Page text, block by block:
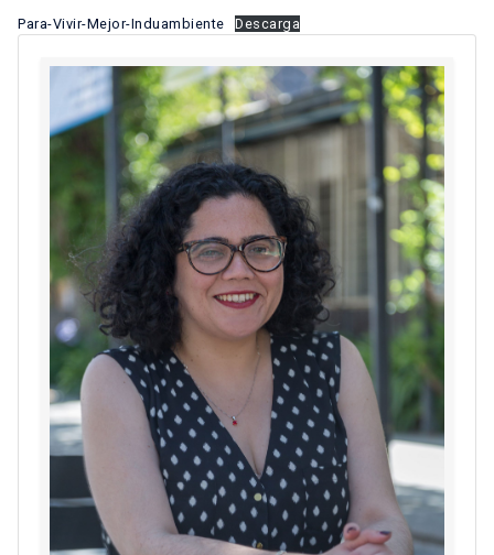
Para-Vivir-Mejor-Induambiente Descarga